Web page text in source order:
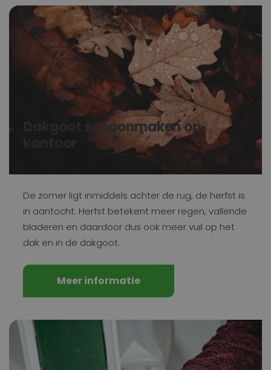
Dakgoot schoonmaken op
De zomer ligt inmiddels achter de rug, de herfst is
in aantocht. Herfst betekent meer regen, vallende
bladeren en daardoor dus ook meer vuil op het
dak en in de dakgoot.
Meer informatie